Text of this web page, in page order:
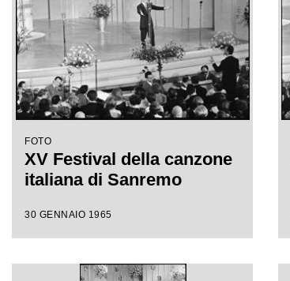
FOTO
XV Festival della canzone
italiana di Sanremo
30 GENNAIO 1965